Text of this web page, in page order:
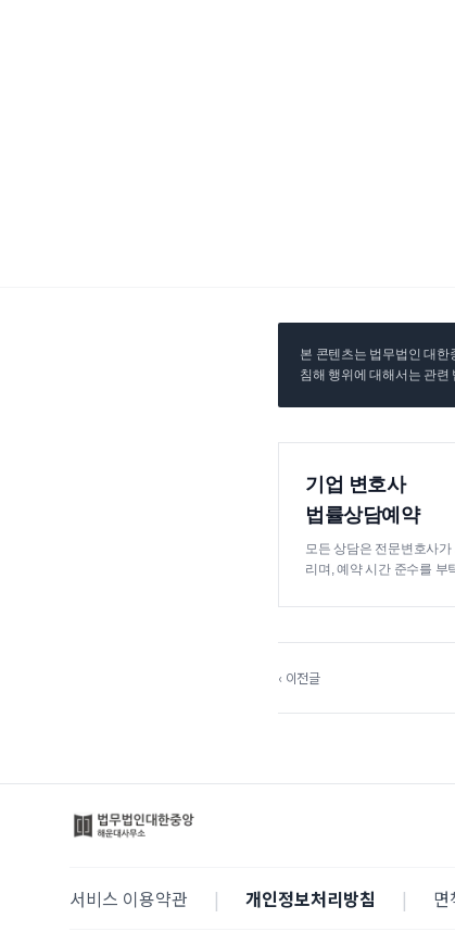
본 콘텐츠는 법무법인 대한
침해 행위에 대해서는 관련
기업 변호사
법률상담예약
모든 상담은 전문변호사
리며, 예약 시간 준수를 부
‹ 이전글
서비스 이용약관 | 개인정보처리방침 | 면